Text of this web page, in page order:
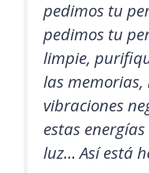
pedimos tu
pedimos tu
limpie,
las memorias,
vibraciones
estas
luz… Así está